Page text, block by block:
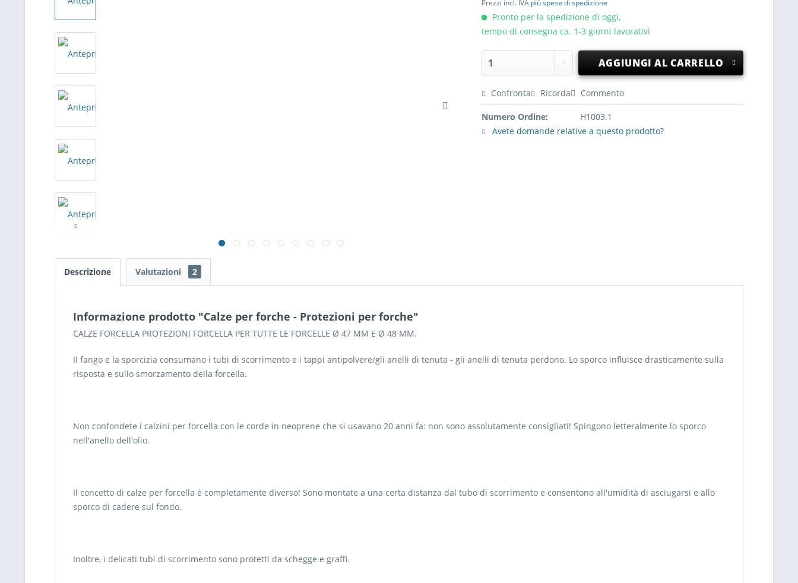
Prezzi incl. IVA più spese di spedizione
Pronto per la spedizione di oggi,
tempo di consegna ca. 1-3 giorni lavorativi
AGGIUNGI AL CARRELLO
Confronta Ricorda Commento
Numero Ordine:
H1003.1
Avete domande relative a questo prodotto?
Descrizione Valutazioni 2
Informazione prodotto "Calze per forche - Protezioni per forche"
CALZE FORCELLA PROTEZIONI FORCELLA PER TUTTE LE FORCELLE Ø 47 MM E Ø 48 MM.
Il fango e la sporcizia consumano i tubi di scorrimento e i tappi antipolvere/gli anelli di tenuta - gli anelli di tenuta perdono. Lo sporco influisce drasticamente sulla
risposta e sullo smorzamento della forcella.
Non confondete i calzini per forcella con le corde in neoprene che si usavano 20 anni fa: non sono assolutamente consigliati! Spingono letteralmente lo sporco
nell'anello dell'olio.
Il concetto di calze per forcella è completamente diverso! Sono montate a una certa distanza dal tubo di scorrimento e consentono all'umidità di asciugarsi e allo
sporco di cadere sul fondo.
Inoltre, i delicati tubi di scorrimento sono protetti da schegge e graffi.